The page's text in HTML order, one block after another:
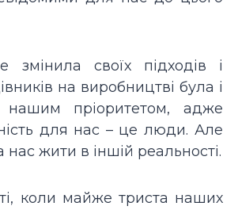
змінила своїх підходів і
на виробництві була і
нашим пріоритетом, адже
для нас – це люди. Але
нас жити в іншій реальності.
коли майже триста наших